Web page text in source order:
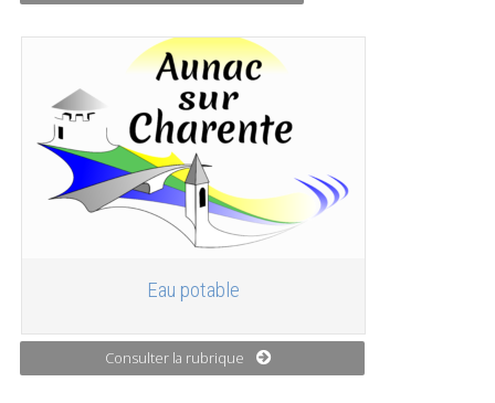
Eau potable
Consulter la rubrique